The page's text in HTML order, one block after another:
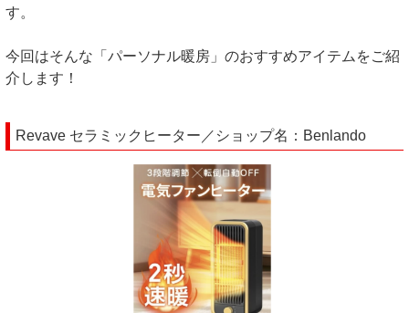
す。
今回はそんな「パーソナル暖房」のおすすめアイテムをご紹
介します！
Revave セラミックヒーター／ショップ名：Benlando